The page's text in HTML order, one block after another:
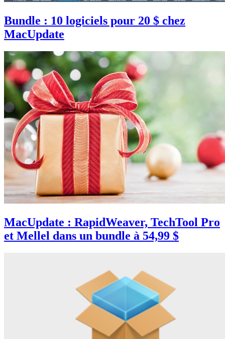
Bundle : 10 logiciels pour 20 $ chez
MacUpdate
MacUpdate : RapidWeaver, TechTool Pro
et Mellel dans un bundle à 54,99 $